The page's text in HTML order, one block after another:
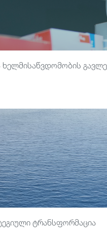
ხელმისაწვდომობის
ტრანსფორმაცია